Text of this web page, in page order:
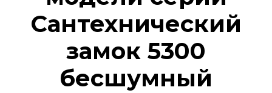
Сантехнический
замок 5300
бесшумный